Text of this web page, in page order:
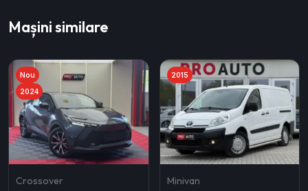
Mașini similare
Nou
2024
Crossover
2015
Minivan